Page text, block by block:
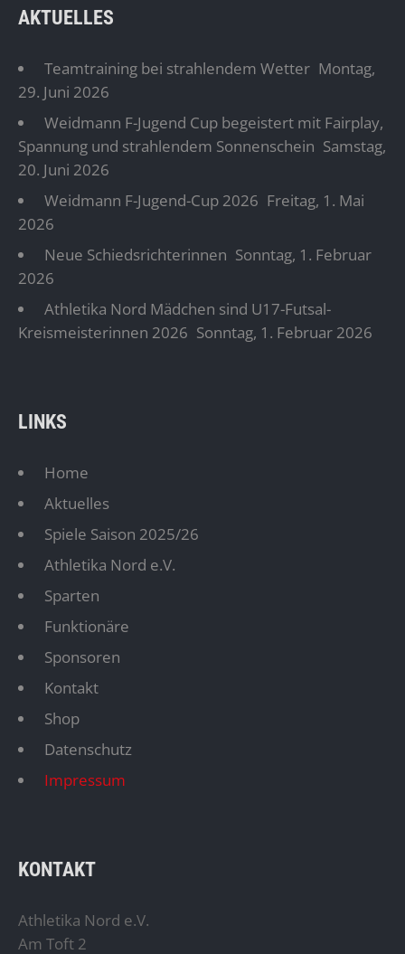
AKTUELLES
Teamtraining bei strahlendem Wetter Montag,
29. Juni 2026
Weidmann F-Jugend Cup begeistert mit Fairplay,
Spannung und strahlendem Sonnenschein Samstag,
20. Juni 2026
Weidmann F-Jugend-Cup 2026 Freitag, 1. Mai
2026
Neue Schiedsrichterinnen Sonntag, 1. Februar
2026
Athletika Nord Mädchen sind U17-Futsal-
Kreismeisterinnen 2026 Sonntag, 1. Februar 2026
LINKS
Home
Aktuelles
Spiele Saison 2025/26
Athletika Nord e.V.
Sparten
Funktionäre
Sponsoren
Kontakt
Shop
Datenschutz
Impressum
KONTAKT
Athletika Nord e.V.
Am Toft 2